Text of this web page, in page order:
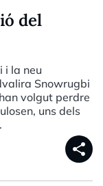
del
i la neu
Snowrugbi
volgut perdre
uns dels
share